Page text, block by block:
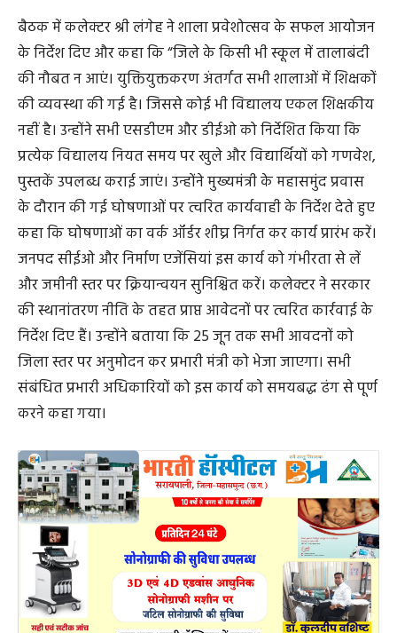
बैठक में कलेक्टर श्री लंगेह ने शाला प्रवेशोत्सव के सफल आयोजन
के निर्देश दिए और कहा कि “जिले के किसी भी स्कूल में तालाबंदी
की नौबत न आएं। युक्तियुक्तकरण अंतर्गत सभी शालाओं में शिक्षकों
की व्यवस्था की गई है। जिससे कोई भी विद्यालय एकल शिक्षकीय
नहीं है। उन्होंने सभी एसडीएम और डीईओ को निर्देशित किया कि
प्रत्येक विद्यालय नियत समय पर खुले और विद्यार्थियों को गणवेश,
पुस्तकें उपलब्ध कराई जाएं। उन्होंने मुख्यमंत्री के महासमुंद प्रवास
के दौरान की गई घोषणाओं पर त्वरित कार्यवाही के निर्देश देते हुए
कहा कि घोषणाओं का वर्क ऑर्डर शीघ्र निर्गत कर कार्य प्रारंभ करें।
जनपद सीईओ और निर्माण एजेंसियां इस कार्य को गंभीरता से लें
और जमीनी स्तर पर क्रियान्वयन सुनिश्चित करें। कलेक्टर ने सरकार
की स्थानांतरण नीति के तहत प्राप्त आवेदनों पर त्वरित कार्रवाई के
निर्देश दिए हैं। उन्होंने बताया कि 25 जून तक सभी आवदनों को
जिला स्तर पर अनुमोदन कर प्रभारी मंत्री को भेजा जाएगा। सभी
संबंधित प्रभारी अधिकारियों को इस कार्य को समयबद्ध ढंग से पूर्ण
करने कहा गया।